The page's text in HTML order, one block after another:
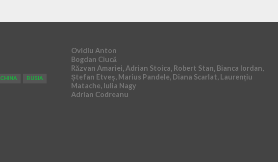
CHINA
RUSIA
Ovidiu Anton
Bogdan Ciucă
Răzvan Amariei, Adrian Stoica, Robert Stan, Bianca Iordan,
Ștefan Etveș, Marius Pandele, Diana Scarlat, Laurențiu
Matache, Iulia Nagy
Adrian Codreanu